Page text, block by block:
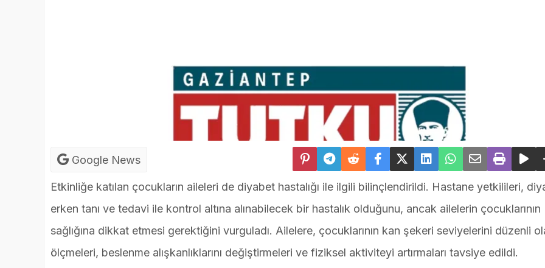
Google News
Etkinliğe katılan çocukların aileleri de diyabet hastalığı ile ilgili bilinçlendirildi. Hastane yetkilileri,
erken tanı ve tedavi ile kontrol altına alınabilecek bir hastalık olduğunu, ancak ailelerin çocuklarının
sağlığına dikkat etmesi gerektiğini vurguladı. Ailelere, çocuklarının kan şekeri seviyelerini düzenli
ölçmeleri, beslenme alışkanlıklarını değiştirmeleri ve fiziksel aktiviteyi artırmaları tavsiye edildi.